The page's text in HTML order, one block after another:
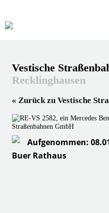
Vestische
Recklinghausen
« Zurück zu Vestische
Aufgenommen:
Buer Rathaus